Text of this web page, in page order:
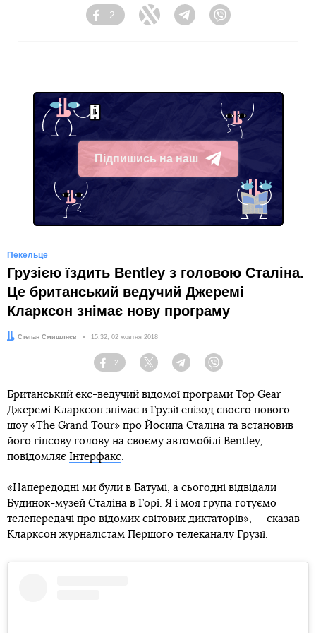
Facebook
2
Twitter Telegram
Підпишись на наш
Telegram
Пекельце
Грузією їздить Bentley з головою Сталіна.
Це британський ведучий Джеремі
Кларксон знімає нову програму
Автор:
Степан Смишляєв Дата:
15:32, 02 жовтня 2018
Facebook
2
Twitter TelegramViber
Британський екс-ведучий відомої програми Top Gear
Джеремі Кларксон знімає в Грузії епізод своєго нового
шоу «The Grand Tour» про Йосипа Сталіна та встановив
його гіпсову голову на своєму автомобілі Bentley,
повідомляє Інтерфакс.
«Напередодні ми були в Батумі, а сьогодні відвідали
Будинок-музей Сталіна в Горі. Я і моя група готуємо
телепередачі про відомих світових диктаторів», — сказав
Кларксон журналістам Першого телеканалу Грузії.